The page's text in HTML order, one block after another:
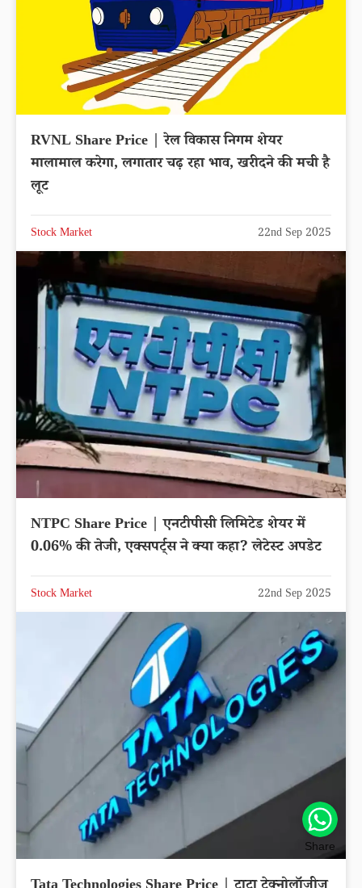
RVNL Share Price | रेल विकास निगम शेयर
मालामाल करेगा, लगातार चढ़ रहा भाव, खरीदने की मची है
लूट
Stock Market 22nd Sep 2025
NTPC Share Price | एनटीपीसी लिमिटेड शेयर में
0.06% की तेजी, एक्सपर्ट्स ने क्या कहा? लेटेस्ट अपडेट
Stock Market 22nd Sep 2025
Share